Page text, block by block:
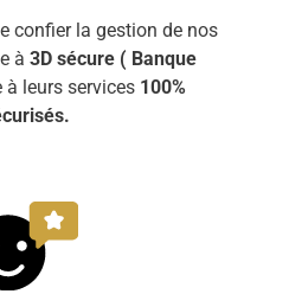
confier la gestion de nos
à 3D sécure ( Banque
à leurs services 100%